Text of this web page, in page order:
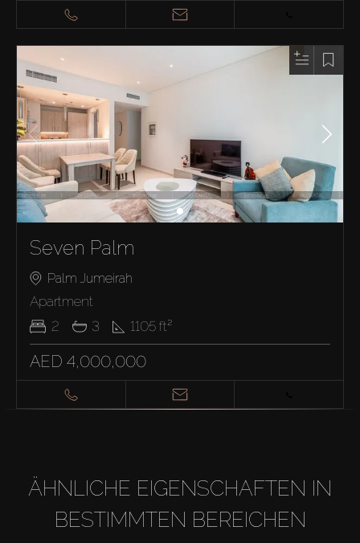
Seven Palm
Palm Jumeirah
Apartment
2
3 1105 ft²
AED 4,000,000
ÄHNLICHE EIGENSCHAFTEN IN
BESTIMMTEN BEREICHEN